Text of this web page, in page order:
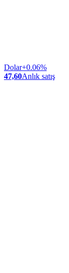
Dolar+0.06%
47,60Anlık satış